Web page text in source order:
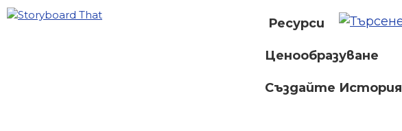
Ресурси
Ценообразуване
Създайте История